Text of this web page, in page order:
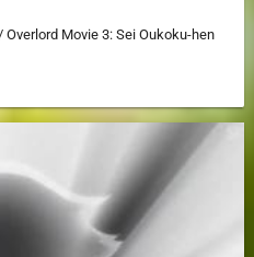
Movie 3: Sei Oukoku-hen